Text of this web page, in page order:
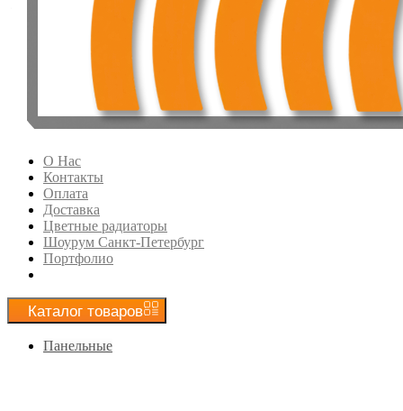
О Нас
Контакты
Оплата
Доставка
Цветные радиаторы
Шоурум Санкт-Петербург
Портфолио
Каталог товаров
Панельные